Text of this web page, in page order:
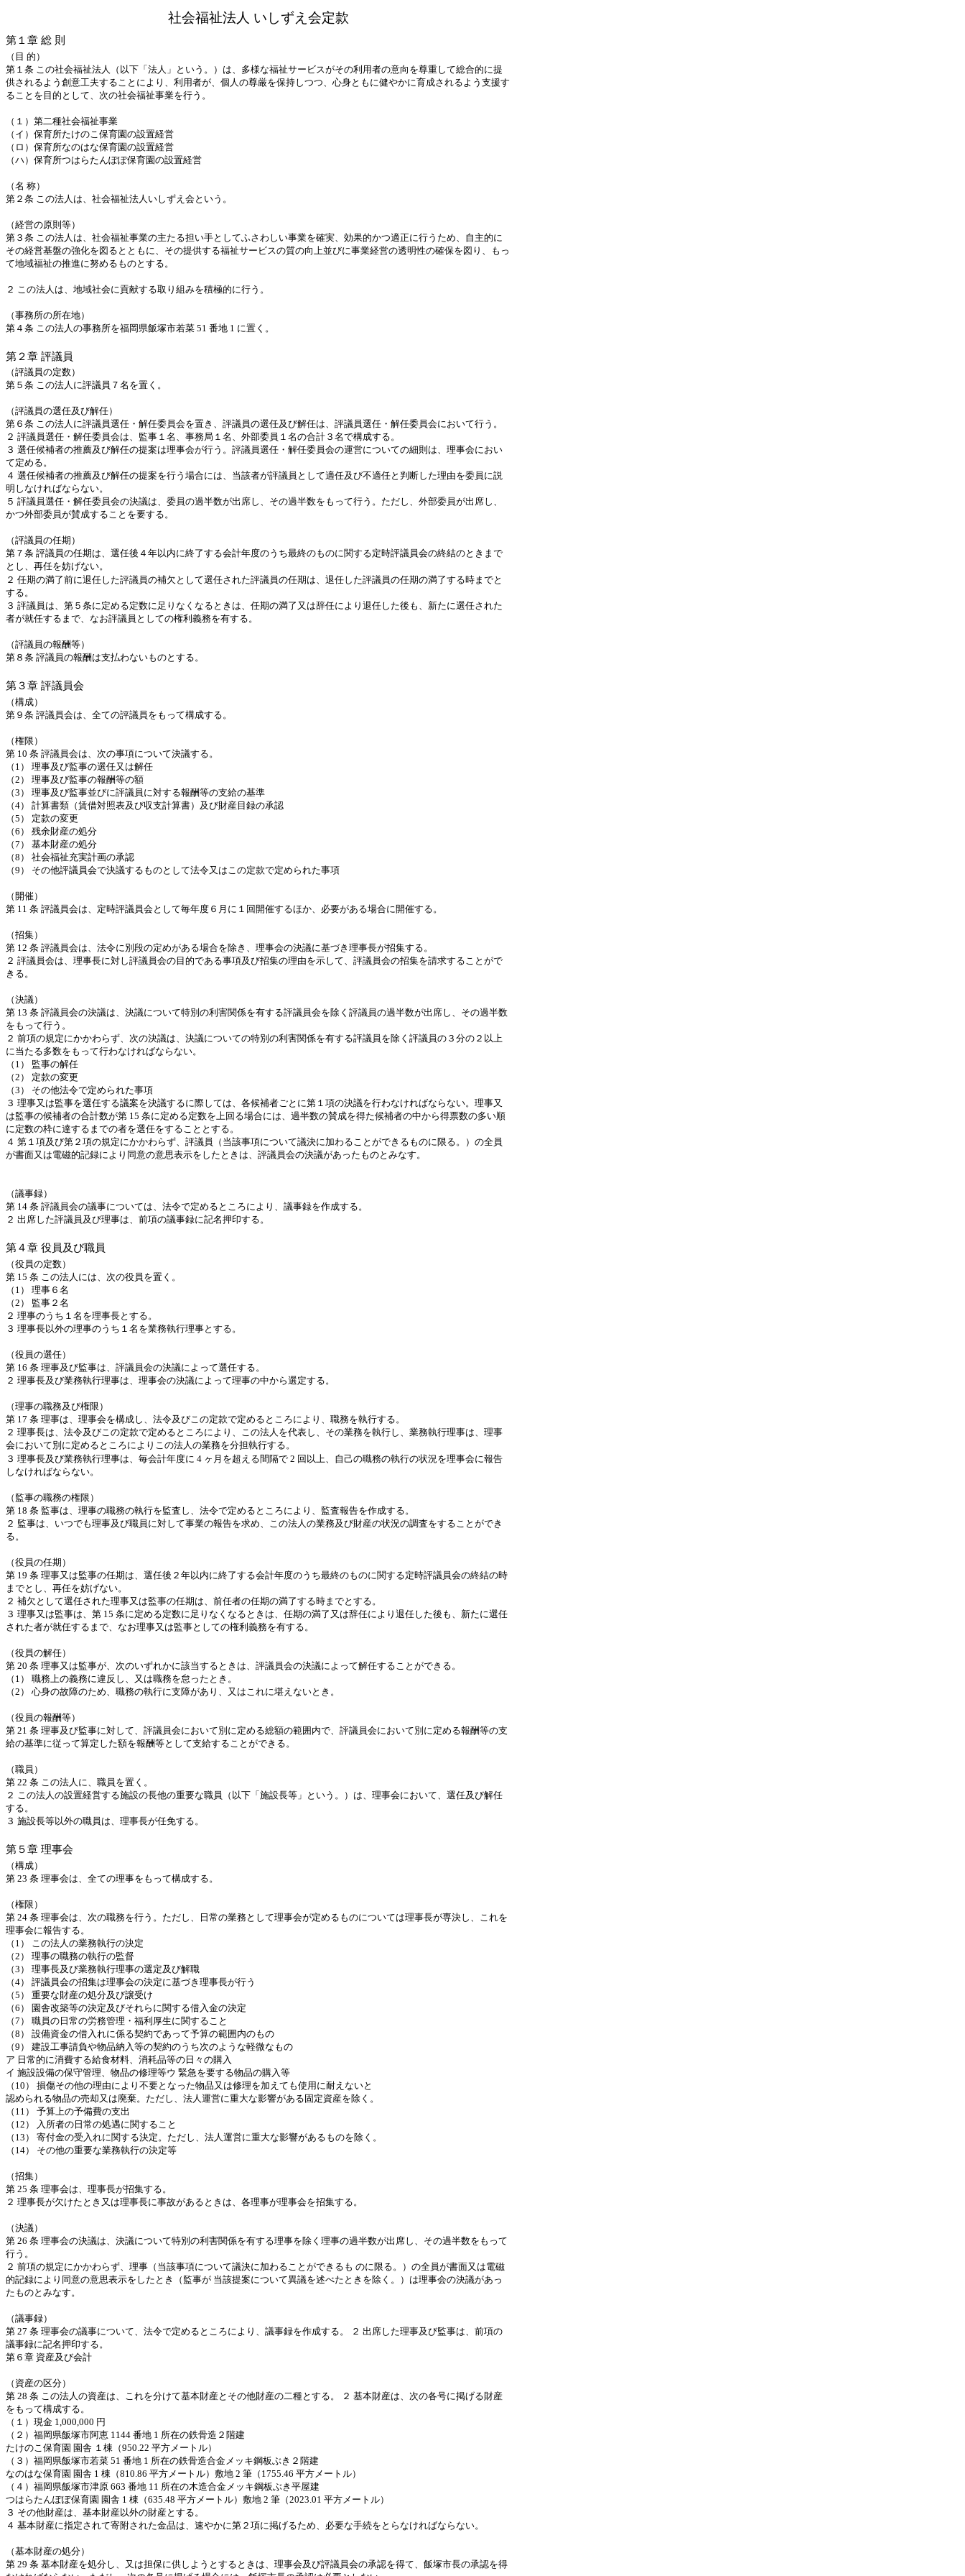
社会福祉法人 いしずえ会定款
第１章 総 則
（目 的）
第１条 この社会福祉法人（以下「法人」という。）は、多様な福祉サービスがその利用者の意向を尊重して総合的に提
供されるよう創意工夫することにより、利用者が、個人の尊厳を保持しつつ、心身ともに健やかに育成されるよう支援す
ることを目的として、次の社会福祉事業を行う。
（１）第二種社会福祉事業
（イ）保育所たけのこ保育園の設置経営
（ロ）保育所なのはな保育園の設置経営
（ハ）保育所つはらたんぽぽ保育園の設置経営
（名 称）
第２条 この法人は、社会福祉法人いしずえ会という。
（経営の原則等）
第３条 この法人は、社会福祉事業の主たる担い手としてふさわしい事業を確実、効果的かつ適正に行うため、自主的に
その経営基盤の強化を図るとともに、その提供する福祉サービスの質の向上並びに事業経営の透明性の確保を図り、もっ
て地域福祉の推進に努めるものとする。
２ この法人は、地域社会に貢献する取り組みを積極的に行う。
（事務所の所在地）
第４条 この法人の事務所を福岡県飯塚市若菜 51 番地 1 に置く。
第２章 評議員
（評議員の定数）
第５条 この法人に評議員７名を置く。
（評議員の選任及び解任）
第６条 この法人に評議員選任・解任委員会を置き、評議員の選任及び解任は、評議員選任・解任委員会において行う。
２ 評議員選任・解任委員会は、監事１名、事務局１名、外部委員１名の合計３名で構成する。
３ 選任候補者の推薦及び解任の提案は理事会が行う。評議員選任・解任委員会の運営についての細則は、理事会におい
て定める。
４ 選任候補者の推薦及び解任の提案を行う場合には、当該者が評議員として適任及び不適任と判断した理由を委員に説
明しなければならない。
５ 評議員選任・解任委員会の決議は、委員の過半数が出席し、その過半数をもって行う。ただし、外部委員が出席し、
かつ外部委員が賛成することを要する。
（評議員の任期）
第７条 評議員の任期は、選任後４年以内に終了する会計年度のうち最終のものに関する定時評議員会の終結のときまで
とし、再任を妨げない。
２ 任期の満了前に退任した評議員の補欠として選任された評議員の任期は、退任した評議員の任期の満了する時までと
する。
３ 評議員は、第５条に定める定数に足りなくなるときは、任期の満了又は辞任により退任した後も、新たに選任された
者が就任するまで、なお評議員としての権利義務を有する。
（評議員の報酬等）
第８条 評議員の報酬は支払わないものとする。
第３章 評議員会
（構成）
第９条 評議員会は、全ての評議員をもって構成する。
（権限）
第 10 条 評議員会は、次の事項について決議する。
（ 1 ）
理事及び監事の選任又は解任
（2 ）
理事及び監事の報酬等の額
（3 ）
理事及び監事並びに評議員に対する報酬等の支給の基準
（4）
計算書類（賃借対照表及び収支計算書）及び財産目録の承認
（5 ）
定款の変更
（6 ）
残余財産の処分
（7 ）
基本財産の処分
（8 ）
社会福祉充実計画の承認
（9 ） その他評議員会で決議するものとして法令又はこの定款で定められた事項
（開催）
第 11 条 評議員会は、定時評議員会として毎年度６月に１回開催するほか、必要がある場合に開催する。
（招集）
第 12 条 評議員会は、法令に別段の定めがある場合を除き、理事会の決議に基づき理事長が招集する。
２ 評議員会は、理事長に対し評議員会の目的である事項及び招集の理由を示して、評議員会の招集を請求することがで
きる。
（決議）
第 13 条 評議員会の決議は、決議について特別の利害関係を有する評議員会を除く評議員の過半数が出席し、その過半数
をもって行う。
２ 前項の規定にかかわらず、次の決議は、決議についての特別の利害関係を有する評議員を除く評議員の３分の２以上
に当たる多数をもって行わなければならない。
（ 1 ）
監事の解任
（2 ）
定款の変更
（3 ）
その他法令で定められた事項
３ 理事又は監事を選任する議案を決議するに際しては、各候補者ごとに第１項の決議を行わなければならない。理事又
は監事の候補者の合計数が第 15 条に定める定数を上回る場合には、過半数の賛成を得た候補者の中から得票数の多い順
に定数の枠に達するまでの者を選任をすることとする。
４ 第１項及び第２項の規定にかかわらず、評議員（当該事項について議決に加わることができるものに限る。）の全員
が書面又は電磁的記録により同意の意思表示をしたときは、評議員会の決議があったものとみなす。
（議事録）
第 14 条 評議員会の議事については、法令で定めるところにより、議事録を作成する。
２ 出席した評議員及び理事は、前項の議事録に記名押印する。
第４章 役員及び職員
（役員の定数）
第 15 条 この法人には、次の役員を置く。
（ 1 ）
理事６名
（2 ）
監事２名
２ 理事のうち１名を理事長とする。
３ 理事長以外の理事のうち１名を業務執行理事とする。
（役員の選任）
第 16 条 理事及び監事は、評議員会の決議によって選任する。
２ 理事長及び業務執行理事は、理事会の決議によって理事の中から選定する。
（理事の職務及び権限）
第 17 条 理事は、理事会を構成し、法令及びこの定款で定めるところにより、職務を執行する。
２ 理事長は、法令及びこの定款で定めるところにより、この法人を代表し、その業務を執行し、業務執行理事は、理事
会において別に定めるところによりこの法人の業務を分担執行する。
３ 理事長及び業務執行理事は、毎会計年度に 4 ヶ月を超える間隔で 2 回以上、自己の職務の執行の状況を理事会に報告
しなければならない。
（監事の職務の権限）
第 18 条 監事は、理事の職務の執行を監査し、法令で定めるところにより、監査報告を作成する。
２ 監事は、いつでも理事及び職員に対して事業の報告を求め、この法人の業務及び財産の状況の調査をすることができ
る。
（役員の任期）
第 19 条 理事又は監事の任期は、選任後２年以内に終了する会計年度のうち最終のものに関する定時評議員会の終結の時
までとし、再任を妨げない。
２ 補欠として選任された理事又は監事の任期は、前任者の任期の満了する時までとする。
３ 理事又は監事は、第 15 条に定める定数に足りなくなるときは、任期の満了又は辞任により退任した後も、新たに選任
された者が就任するまで、なお理事又は監事としての権利義務を有する。
（役員の解任）
第 20 条 理事又は監事が、次のいずれかに該当するときは、評議員会の決議によって解任することができる。
（ 1 ）
職務上の義務に違反し、又は職務を怠ったとき。
（2 ） 心身の故障のため、職務の執行に支障があり、又はこれに堪えないとき。
（役員の報酬等）
第 21 条 理事及び監事に対して、評議員会において別に定める総額の範囲内で、評議員会において別に定める報酬等の支
給の基準に従って算定した額を報酬等として支給することができる。
（職員）
第 22 条 この法人に、職員を置く。
２ この法人の設置経営する施設の長他の重要な職員（以下「施設長等」という。）は、理事会において、選任及び解任
する。
３ 施設長等以外の職員は、理事長が任免する。
第５章 理事会
（構成）
第 23 条 理事会は、全ての理事をもって構成する。
（権限）
第 24 条 理事会は、次の職務を行う。ただし、日常の業務として理事会が定めるものについては理事長が専決し、これを
理事会に報告する。
（ 1 ）
この法人の業務執行の決定
（2 ）
理事の職務の執行の監督
（3 ）
理事長及び業務執行理事の選定及び解職
（4）
評議員会の招集は理事会の決定に基づき理事長が行う
（5 ）
重要な財産の処分及び譲受け
（6 ）
園舎改築等の決定及びそれらに関する借入金の決定
（7 ）
職員の日常の労務管理・福利厚生に関すること
（8 ）
設備資金の借入れに係る契約であって予算の範囲内のもの
（9 ）
建設工事請負や物品納入等の契約のうち次のような軽微なもの
ア 日常的に消費する給食材料、消耗品等の日々の購入
イ 施設設備の保守管理、物品の修理等ウ 緊急を要する物品の購入等
（ 10 ）
損傷その他の理由により不要となった物品又は修理を加えても使用に耐えないと
認められる物品の売却又は廃棄。ただし、法人運営に重大な影響がある固定資産を除く。
（ 11 ）
予算上の予備費の支出
（ 12 ）
入所者の日常の処遇に関すること
（ 13 ）
寄付金の受入れに関する決定。ただし、法人運営に重大な影響があるものを除く。
（ 14） その他の重要な業務執行の決定等
（招集）
第 25 条 理事会は、理事長が招集する。
２ 理事長が欠けたとき又は理事長に事故があるときは、各理事が理事会を招集する。
（決議）
第 26 条 理事会の決議は、決議について特別の利害関係を有する理事を除く理事の過半数が出席し、その過半数をもって
行う。
２ 前項の規定にかかわらず、理事（当該事項について議決に加わることができるも のに限る。）の全員が書面又は電磁
的記録により同意の意思表示をしたとき（監事が 当該提案について異議を述べたときを除く。）は理事会の決議があっ
たものとみなす。
（議事録）
第 27 条 理事会の議事について、法令で定めるところにより、議事録を作成する。 ２ 出席した理事及び監事は、前項の
議事録に記名押印する。
第６章 資産及び会計
（資産の区分）
第 28 条 この法人の資産は、これを分けて基本財産とその他財産の二種とする。 ２ 基本財産は、次の各号に掲げる財産
をもって構成する。
（１）現金 1,000,000 円
（２）福岡県飯塚市阿恵 1144 番地 1 所在の鉄骨造２階建
たけのこ保育園 園舎 １棟（950.22 平方メートル）
（３）福岡県飯塚市若菜 51 番地 1 所在の鉄骨造合金メッキ鋼板ぶき２階建
なのはな保育園 園舎 1 棟（810.86 平方メートル）敷地 2 筆（1755.46 平方メートル）
（４）福岡県飯塚市津原 663 番地 11 所在の木造合金メッキ鋼板ぶき平屋建
つはらたんぽぽ保育園 園舎 1 棟（635.48 平方メートル）敷地 2 筆（2023.01 平方メートル）
３ その他財産は、基本財産以外の財産とする。
４ 基本財産に指定されて寄附された金品は、速やかに第２項に掲げるため、必要な手続をとらなければならない。
（基本財産の処分）
第 29 条 基本財産を処分し、又は担保に供しようとするときは、理事会及び評議員会の承認を得て、飯塚市長の承認を得